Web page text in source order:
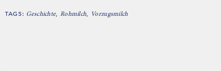
TAGS: Geschichte, Rohmilch, Vorzugsmilch